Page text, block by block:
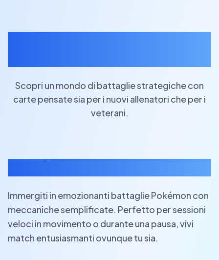
Scopri un mondo di battaglie strategiche con
carte pensate sia per i nuovi allenatori che per i
veterani.
Immergiti in emozionanti battaglie Pokémon con
meccaniche semplificate. Perfetto per sessioni
veloci in movimento o durante una pausa, vivi
match entusiasmanti ovunque tu sia.